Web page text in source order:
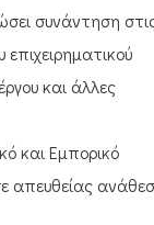
συνάντηση
και άλλες
και Εμπορικό
απευθείας